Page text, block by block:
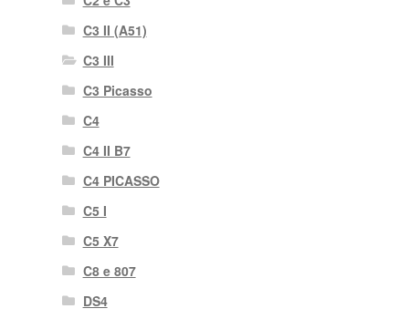
C3 II (A51)
C3 III
C3 Picasso
C4
C4 II B7
C4 PICASSO
C5 I
C5 X7
C8 e 807
DS4